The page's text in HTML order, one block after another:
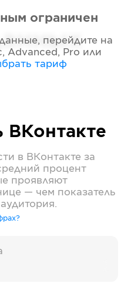
ограничен
перейдите на
Advanced, Pro или
тариф
ВКонтакте
в ВКонтакте за
процент
проявляют
— чем показатель